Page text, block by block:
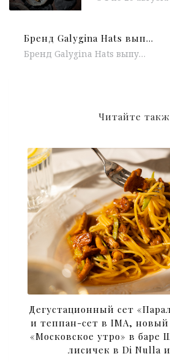
Бренд Galygina Hats выпустил дроп RESORT 24
Бренд Galygina Hats выпустил дроп RESORT 24, в котором соединились ковбойский дух и любимая вестерн стилистика. В дроп вошли модели...
Читайте
Дегустационный сет
и теппан-сет в IMA,
«Московское утро» в баре
лисичек в Di Nulla